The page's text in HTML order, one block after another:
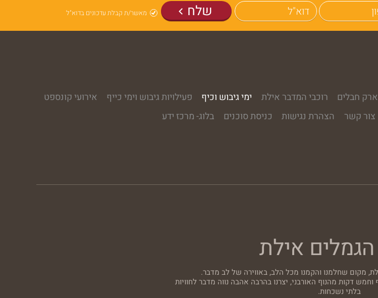
מאשר/ת קבלת עדכונים בדוא"ל שלח
חבלים רוכבי המדבר אילת ימי גיבוש וכיף פעילויות גיבוש וימי כייף
אירועי קונספט
צור קשר הצהרת נגישות כניסת סוכנים בלוג- מרכז ידע
הגמלים אילת
מקום שחלמנו והקמנו מכל הלב, באווירה של לב מדבר.
דקות מהנוף האורבני, יצרנו בהרבה אהבה נווה מדבר לחוויות
בלתי נשכחות.